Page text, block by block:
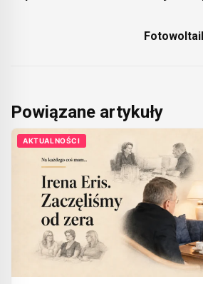
Powiązane artykuły
AKTUALNOŚCI